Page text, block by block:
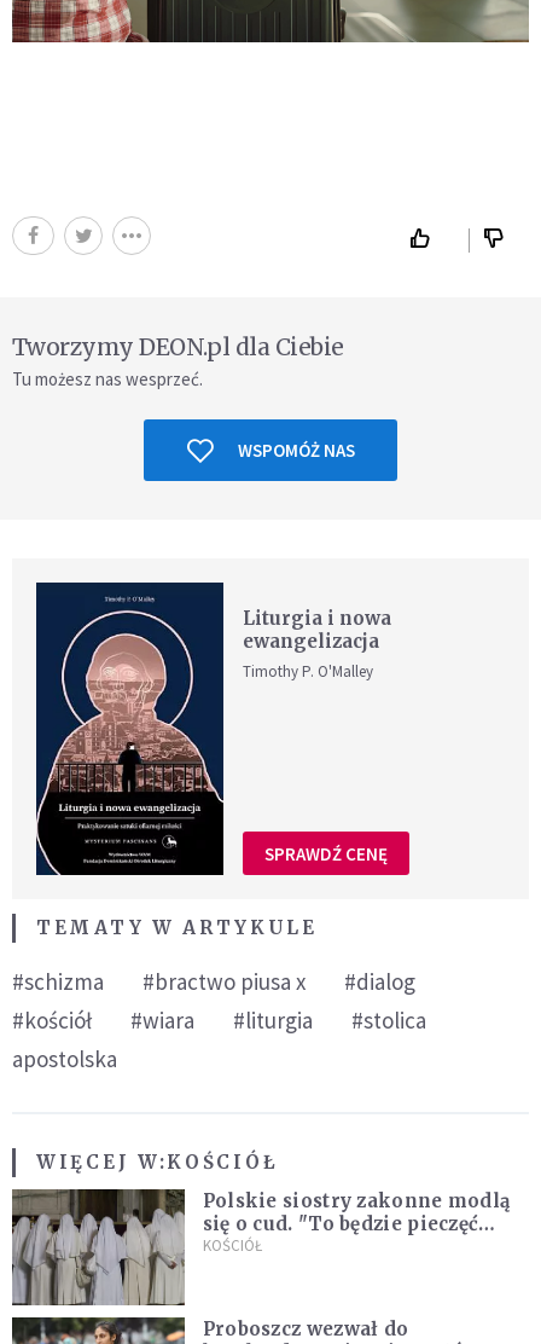
Tworzymy DEON.pl dla Ciebie
Tu możesz nas wesprzeć.
WSPOMÓŻ NAS
Liturgia i nowa
ewangelizacja
Timothy P. O'Malley
SPRAWDŹ CENĘ
TEMATY W ARTYKULE
#schizma #bractwo piusa x
#dialog
#kościół
#wiara #liturgia
#stolica
apostolska
WIĘCEJ W:KOŚCIÓŁ
Polskie siostry zakonne modlą
się o cud. "To będzie pieczęć
Pana Boga dla naszej wiary"
KOŚCIÓŁ
Proboszcz wezwał do